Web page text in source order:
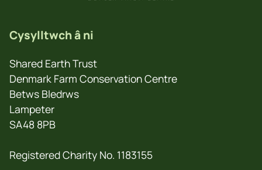
Cysylltwch â ni
Shared Earth Trust
Denmark Farm Conservation Centre
Betws Bledrws
Lampeter
SA48 8PB
Registered Charity No. 1183155